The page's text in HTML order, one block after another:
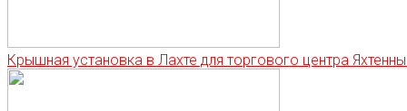
Крышная установка в Лахте для торгового центра